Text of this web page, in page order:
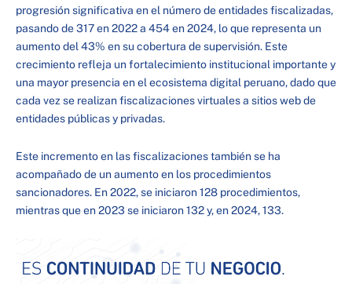
progresión significativa en el número de entidades fiscalizadas,
pasando de 317 en 2022 a 454 en 2024, lo que representa un
aumento del 43% en su cobertura de supervisión. Este
crecimiento refleja un fortalecimiento institucional importante y
una mayor presencia en el ecosistema digital peruano, dado que
cada vez se realizan fiscalizaciones virtuales a sitios web de
entidades públicas y privadas.
Este incremento en las fiscalizaciones también se ha
acompañado de un aumento en los procedimientos
sancionadores. En 2022, se iniciaron 128 procedimientos,
mientras que en 2023 se iniciaron 132 y, en 2024, 133.